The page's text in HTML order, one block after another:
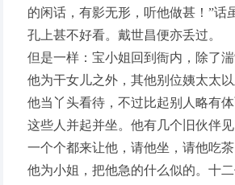
的闲话，有影无形，听他做甚！”话
孔上甚不好看。戴世昌便亦丢过。
但是一样：宝小姐回到衙内，除了
他为干女儿之外，其他别位姨太太
他当丫头看待，不过比起别人略有
这些人并起并坐。他有几个旧伙伴见
一个个都来让他，请他坐，请他吃
他为小姐，把他急的什么似的。十二